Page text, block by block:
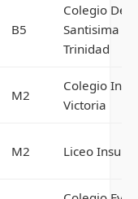
B5
Colegio De
Santisima
Trinidad
M2
Colegio
Victoria
M2 Liceo Insular